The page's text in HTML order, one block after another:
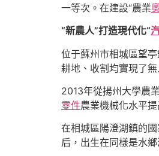
一等次。在建設“農業
“新農人”打造現代化“
位于蘇州市相城區望
耕地、收割均實現了
2013年從揚州大學農
零件農業機械化水平
在相城區陽澄湖鎮的
后，出生在同樣是水鄉